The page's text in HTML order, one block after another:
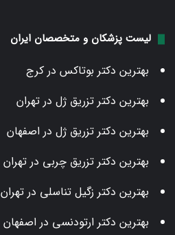
لیست پزشکان و متخصصان ایران
بهترین دکتر بوتاکس در کرج
بهترین دکتر تزریق ژل در تهران
بهترین دکتر تزریق ژل در اصفهان
بهترین دکتر تزریق چربی در تهران
بهترین دکتر زگیل تناسلی در تهران
بهترین دکتر ارتودنسی در اصفهان